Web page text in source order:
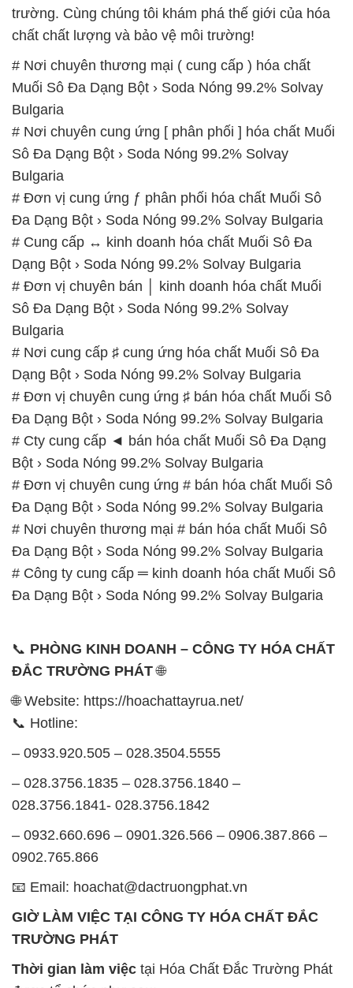
trường. Cùng chúng tôi khám phá thế giới của hóa
chất chất lượng và bảo vệ môi trường!
# Nơi chuyên thương mại ( cung cấp ) hóa chất
Muối Sô Đa Dạng Bột › Soda Nóng 99.2% Solvay
Bulgaria
# Nơi chuyên cung ứng [ phân phối ] hóa chất Muối
Sô Đa Dạng Bột › Soda Nóng 99.2% Solvay
Bulgaria
# Đơn vị cung ứng ƒ phân phối hóa chất Muối Sô
Đa Dạng Bột › Soda Nóng 99.2% Solvay Bulgaria
# Cung cấp ↔ kinh doanh hóa chất Muối Sô Đa
Dạng Bột › Soda Nóng 99.2% Solvay Bulgaria
# Đơn vị chuyên bán │ kinh doanh hóa chất Muối
Sô Đa Dạng Bột › Soda Nóng 99.2% Solvay
Bulgaria
# Nơi cung cấp ♯ cung ứng hóa chất Muối Sô Đa
Dạng Bột › Soda Nóng 99.2% Solvay Bulgaria
# Đơn vị chuyên cung ứng ♯ bán hóa chất Muối Sô
Đa Dạng Bột › Soda Nóng 99.2% Solvay Bulgaria
# Cty cung cấp ◄ bán hóa chất Muối Sô Đa Dạng
Bột › Soda Nóng 99.2% Solvay Bulgaria
# Đơn vị chuyên cung ứng # bán hóa chất Muối Sô
Đa Dạng Bột › Soda Nóng 99.2% Solvay Bulgaria
# Nơi chuyên thương mại # bán hóa chất Muối Sô
Đa Dạng Bột › Soda Nóng 99.2% Solvay Bulgaria
# Công ty cung cấp ═ kinh doanh hóa chất Muối Sô
Đa Dạng Bột › Soda Nóng 99.2% Solvay Bulgaria
📞 PHÒNG KINH DOANH – CÔNG TY HÓA CHẤT
ĐẮC TRƯỜNG PHÁT🌐
🌐 Website: https://hoachattayrua.net/
📞 Hotline:
– 0933.920.505 – 028.3504.5555
– 028.3756.1835 – 028.3756.1840 –
028.3756.1841- 028.3756.1842
– 0932.660.696 – 0901.326.566 – 0906.387.866 –
0902.765.866
📧 Email: hoachat@dactruongphat.vn
GIỜ LÀM VIỆC TẠI CÔNG TY HÓA CHẤT ĐẮC
TRƯỜNG PHÁT
Thời gian làm việc tại Hóa Chất Đắc Trường Phát